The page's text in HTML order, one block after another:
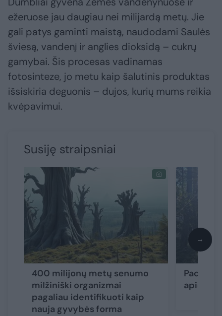
ežeruose jau daugiau nei milijardą metų. Jie
gali patys gaminti maistą, naudodami Saulės
šviesą, vandenį ir anglies dioksidą – cukrų
gamybai. Šis procesas vadinamas
fotosinteze, jo metu kaip šalutinis produktas
išsiskiria deguonis – dujos, kurių mums reikia
kvėpavimui.
Susiję straipsniai
400 milijonų metų senumo
milžiniški organizmai
pagaliau identifikuoti kaip
nauja gyvybės forma
Padarė
apie
→